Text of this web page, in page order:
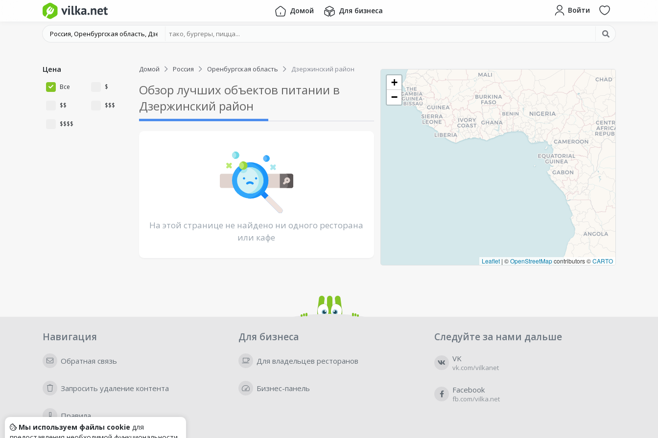
Домой Для бизнеса Войти
Цена
Все $
$$ $$$
$$$$
Домой Россия Оренбургская область Дзержинский район
Обзор лучших объектов питании в
Дзержинский район
На этой странице не найдено ни одного ресторана
или кафе
+
−
Leaflet | ©OpenStreetMapcontributors ©CARTO
Навигация
Обратная связь
Запросить удаление контента
Правила
Для бизнеса
Для владельцев ресторанов
Бизнес-панель
Следуйте за нами дальше
VK
vk.com/vilkanet
Facebook
fb.com/vilka.net
Мы используем файлы cookie для